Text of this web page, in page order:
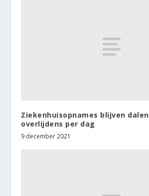
Ziekenhuisopnames blijven
overlijdens per dag
9 december 2021